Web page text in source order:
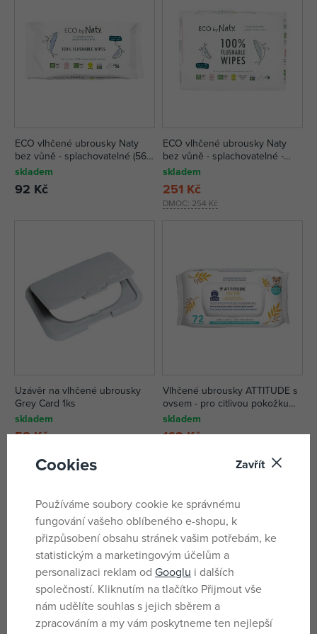
ECO vlhčené ubrousky Naty
bez vůně - splachovatelné (56
ks)
skladem
92 Kč
ECO vlhčené ubrousky Naty
bez vůně - splachovatelné -
výhodné balení (3 x 56 ks)
skladem
DMOC: 254 Kč
251 Kč
Uzávěr na vlhčené ubrousky
Grey Card 1ks
skladem
58 Kč
Vlhčené ubrousky ATTITUDE s
ovsem - pro citlivou pokožku
(72 ks)
skladem
163 Kč
Cookies Zavřít
Používáme soubory cookie ke správnému
fungování vašeho oblíbeného e-shopu, k
přizpůsobení obsahu stránek vašim potřebám, ke
statistickým a marketingovým účelům a
personalizaci reklam od Googlu i dalších
společností. Kliknutím na tlačítko Přijmout vše
nám udělíte souhlas s jejich sběrem a
zpracováním a my vám poskytneme ten nejlepší